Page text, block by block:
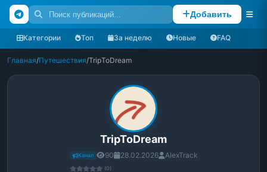
Добавить
Категории Топ За неделю Новые FAQ
Главная/Путешествия/TripToDream
TripToDream
Канал 90 28.02.2026 AlexTrack
(0)